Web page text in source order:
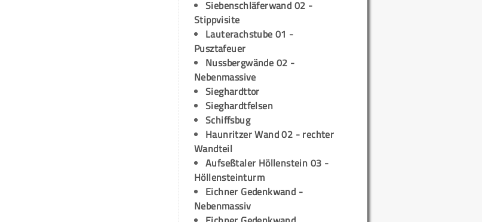
Siebenschläferwand 02 -
Stippvisite
Lauterachstube 01 -
Pusztafeuer
Nussbergwände 02 -
Nebenmassive
Sieghardttor
Sieghardtfelsen
Schiffsbug
Haunritzer Wand 02 - rechter
Wandteil
Aufseßtaler Höllenstein 03 -
Höllensteinturm
Eichner Gedenkwand -
Nebenmassiv